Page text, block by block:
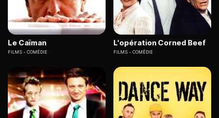
Le Caïman
FILMS COMÉDIE
L'opération Corned Beef
FILMS COMÉDIE